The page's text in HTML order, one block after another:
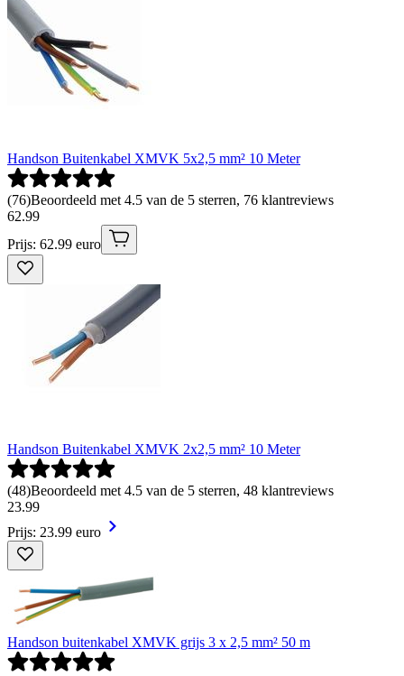
Handson Buitenkabel XMVK 5x2,5 mm² 10 Meter
(76)Beoordeeld met 4.5 van de 5 sterren, 76 klantreviews
62.99
Prijs: 62.99 euro
Handson Buitenkabel XMVK 2x2,5 mm² 10 Meter
(48)Beoordeeld met 4.5 van de 5 sterren, 48 klantreviews
23.99
Prijs: 23.99 euro
Handson buitenkabel XMVK grijs 3 x 2,5 mm² 50 m